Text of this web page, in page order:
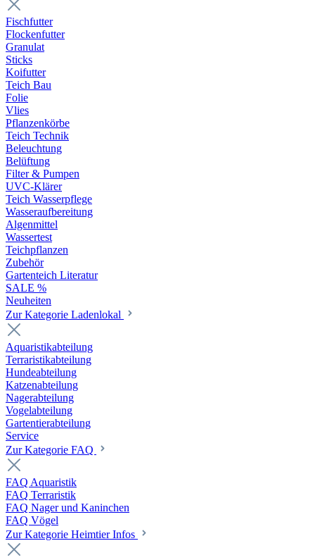
Fischfutter
Flockenfutter
Granulat
Sticks
Koifutter
Teich Bau
Folie
Vlies
Pflanzenkörbe
Teich Technik
Beleuchtung
Belüftung
Filter & Pumpen
UVC-Klärer
Teich Wasserpflege
Wasseraufbereitung
Algenmittel
Wassertest
Teichpflanzen
Zubehör
Gartenteich Literatur
SALE %
Neuheiten
Zur Kategorie Ladenlokal
Aquaristikabteilung
Terraristikabteilung
Hundeabteilung
Katzenabteilung
Nagerabteilung
Vogelabteilung
Gartentierabteilung
Service
Zur Kategorie FAQ
FAQ Aquaristik
FAQ Terraristik
FAQ Nager und Kaninchen
FAQ Vögel
Zur Kategorie Heimtier Infos